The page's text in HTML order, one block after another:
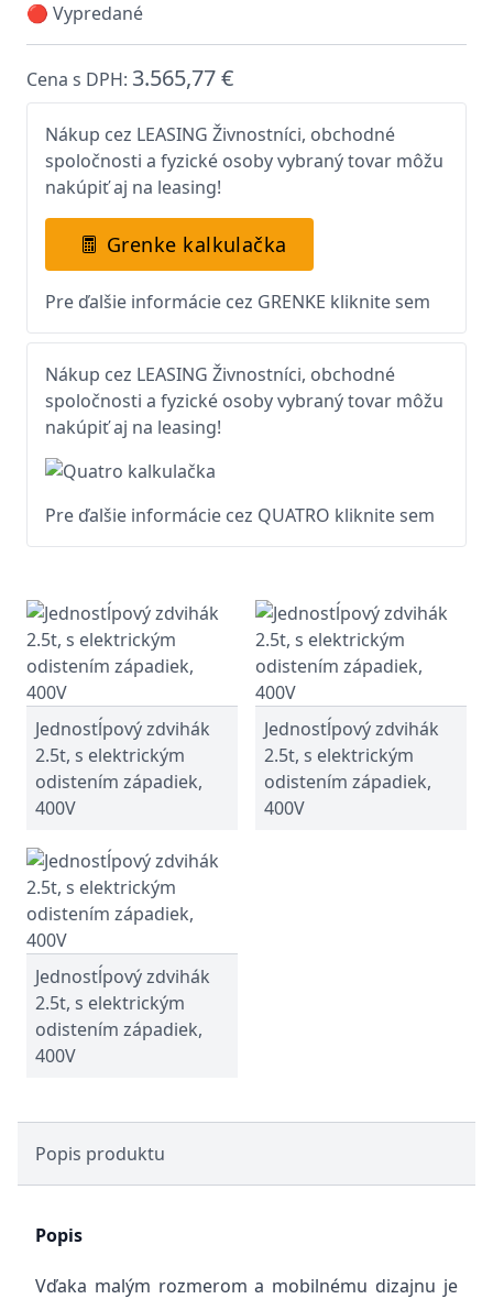
🔴 Vypredané
Cena s DPH: 3.565,77 €
Nákup cez LEASING Živnostníci, obchodné
spoločnosti a fyzické osoby vybraný tovar môžu
nakúpiť aj na leasing!
Grenke kalkulačka
Pre ďalšie informácie cez GRENKE kliknite sem
Nákup cez LEASING Živnostníci, obchodné
spoločnosti a fyzické osoby vybraný tovar môžu
nakúpiť aj na leasing!
Pre ďalšie informácie cez QUATRO kliknite sem
Jednostĺpový zdvihák
2.5t, s elektrickým
odistením západiek,
400V
Jednostĺpový zdvihák
2.5t, s elektrickým
odistením západiek,
400V
Jednostĺpový zdvihák
2.5t, s elektrickým
odistením západiek,
400V
Popis produktu
Popis
Vďaka malým rozmerom a mobilnému dizajnu je